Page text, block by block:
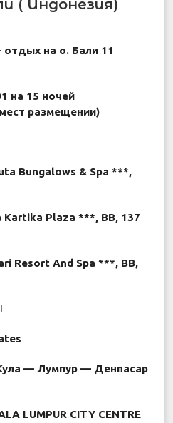
( Индонезия)
отдых на о. Бали 11
на 15 ночей
размещении)
Bungalows & Spa ***,
Kartika Plaza ***, BB, 137
Resort And Spa ***, BB,
— Лумпур — Денпасар
LUMPUR CITY CENTRE